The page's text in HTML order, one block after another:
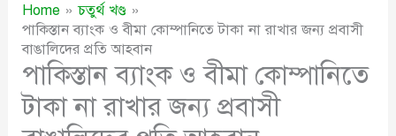
Home
চতুর্থ খণ্ড
পাকিস্তান ব্যাংক ও বীমা কোম্পানিতে টাকা না রাখার জন্য প্রবাসী
বাঙালিদের প্রতি আহবান
পাকিস্তান ব্যাংক ও বীমা কোম্পানিতে
টাকা না রাখার জন্য প্রবাসী